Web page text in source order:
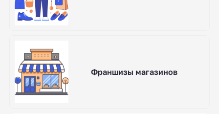
Франшизы магазинов